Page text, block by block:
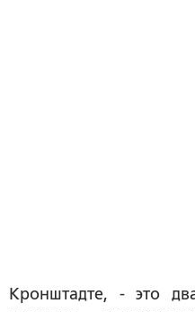
Кронштадте, - это